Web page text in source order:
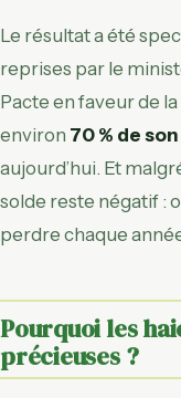
Le résultat a été
reprises par le
Pacte en faveur de
environ 70 % de
aujourd’hui. Et
solde reste négatif :
perdre chaque
Pourquoi les
précieuses ?